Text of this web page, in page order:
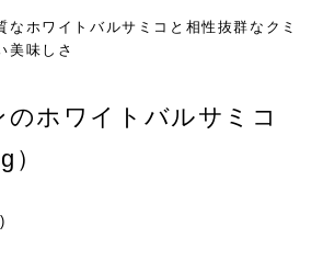
なホワイトバルサミコと相性抜群なクミ
美味しさ
のホワイトバルサミコ